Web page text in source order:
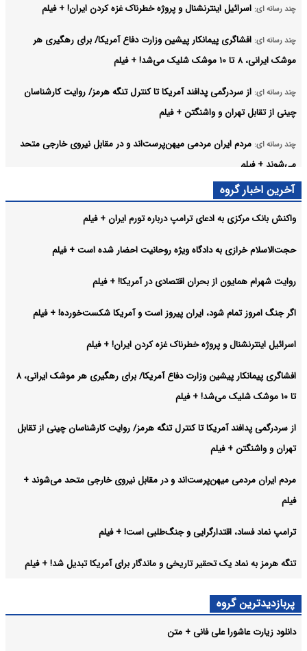
چند رسانه ای: اسرائیل اینترنشنال و پروژه خطرناک غزه کردن ایران! + فیلم
چند رسانه ای: افشاگری پیمانکار پیشین وزارت دفاع آمریکا/ برای رهگیری هر
موشک ایرانی، ۸ تا ۱۰ موشک شلیک می‌شد! + فیلم
چند رسانه ای: از سردرگمی پدافند آمریکا تا کنترل تنگه هرمز/ روایت کارشناسان
چینی از تقابل تهران و واشنگتن + فیلم
چند رسانه ای: مردم ایران مردمی میهن‌پرست‌اند و در مقابل نیروی خارجی متحد
می‌شوند + فیلم
چند رسانه ای: ترامپ نماد فساد، اقتدارگرایی و جنگ‌طلبی است! + فیلم
چند رسانه ای:
تنگه هرمز به نماد یک تحقیر تاریخی و ماندگار برای آمریکا تبدیل
شد! + فیلم
آخرین اخبار گروه
واکنش بانک مرکزی به ادعای ترامپ درباره تورم ایران + فیلم
حجت‌الاسلام خرازی به دادگاه ویژه روحانیت احضار شده است + فیلم
روایت شهرام همایون از بحران اقتصادی در آمریکا! + فیلم
اگر جنگ امروز تمام شود، ایران پیروز است و آمریکا شکست‌خورده! + فیلم
اسرائیل اینترنشنال و پروژه خطرناک غزه کردن ایران! + فیلم
افشاگری پیمانکار پیشین وزارت دفاع آمریکا/ برای رهگیری هر موشک ایرانی، ۸
تا ۱۰ موشک شلیک می‌شد! + فیلم
از سردرگمی پدافند آمریکا تا کنترل تنگه هرمز/ روایت کارشناسان چینی از تقابل
تهران و واشنگتن + فیلم
مردم ایران مردمی میهن‌پرست‌اند و در مقابل نیروی خارجی متحد می‌شوند +
فیلم
ترامپ نماد فساد، اقتدارگرایی و جنگ‌طلبی است! + فیلم
تنگه هرمز به نماد یک تحقیر تاریخی و ماندگار برای آمریکا تبدیل شد! + فیلم
پربازدیدترین گروه
دانلود زیارت عاشورا علی فانی + متن